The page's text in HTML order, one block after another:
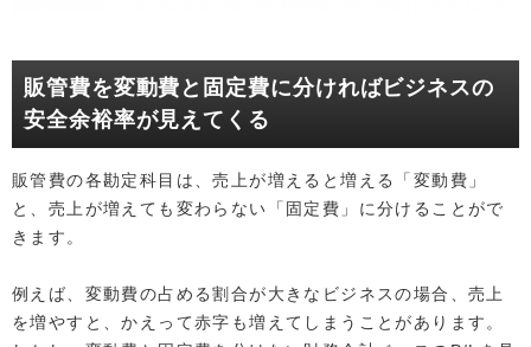
販管費を変動費と固定費に分ければビジネスの
安全余裕率が見えてくる
販管費の各勘定科目は、売上が増えると増える「変動費」
と、売上が増えても変わらない「固定費」に分けることがで
きます。
例えば、変動費の占める割合が大きなビジネスの場合、売上
を増やすと、かえって赤字も増えてしまうことがあります。